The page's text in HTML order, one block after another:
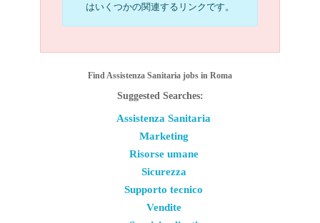
はいくつかの関連するリンクです。
Find Assistenza Sanitaria jobs in Roma
Suggested Searches:
Assistenza Sanitaria
Marketing
Risorse umane
Sicurezza
Supporto tecnico
Vendite